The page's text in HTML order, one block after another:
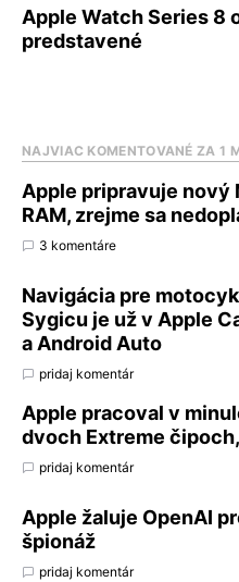
Apple Watch Series 8
predstavené
NAJVIAC KOMENTOVANÉ ZA 1
Apple pripravuje nový
RAM, zrejme sa
3 komentáre
Navigácia pre
Sygicu je už v Apple
a Android Auto
pridaj komentár
Apple pracoval v
dvoch Extreme
pridaj komentár
Apple žaluje OpenAI
špionáž
pridaj komentár